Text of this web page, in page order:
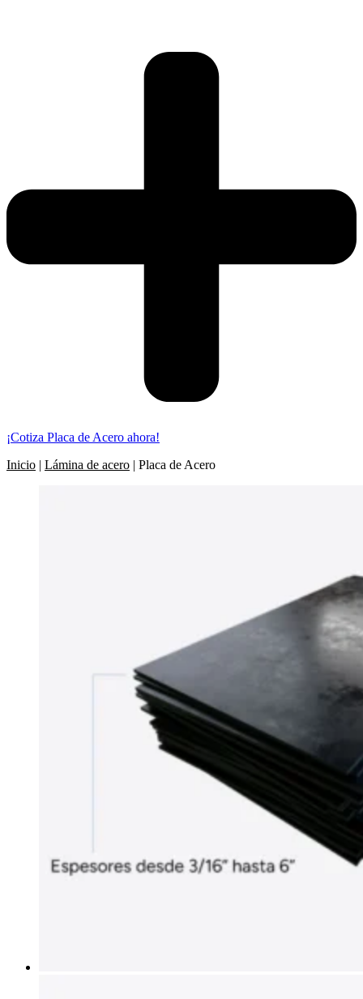
¡Cotiza Placa de Acero ahora!
Inicio | Lámina de acero | Placa de Acero